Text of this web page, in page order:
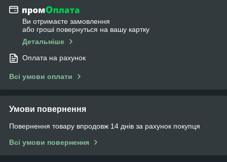
Ви отримаєте замовлення
або гроші повернуться на вашу картку
Детальніше
Оплата на рахунок
Всі умови оплати
Умови повернення
Повернення товару впродовж 14 днів за рахунок покупця
Всі умови повернення